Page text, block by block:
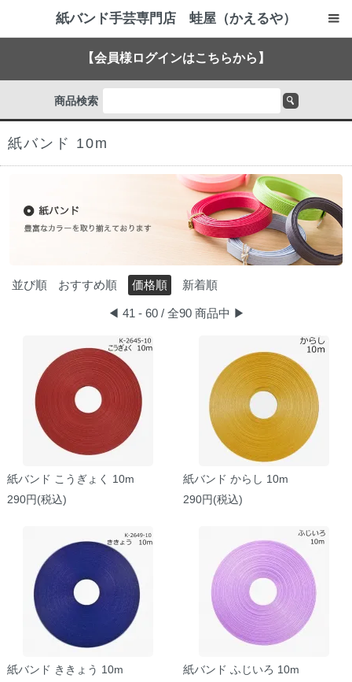
紙バンド手芸専門店 蛙屋（かえるや）
【会員様ログインはこちらから】
商品検索
紙バンド 10m
並び順 おすすめ順 価格順 新着順
◀ 41 - 60 / 全90 商品中 ▶
紙バンド こうぎょく 10m
290円(税込)
紙バンド からし 10m
290円(税込)
紙バンド ききょう 10m
紙バンド ふじいろ 10m